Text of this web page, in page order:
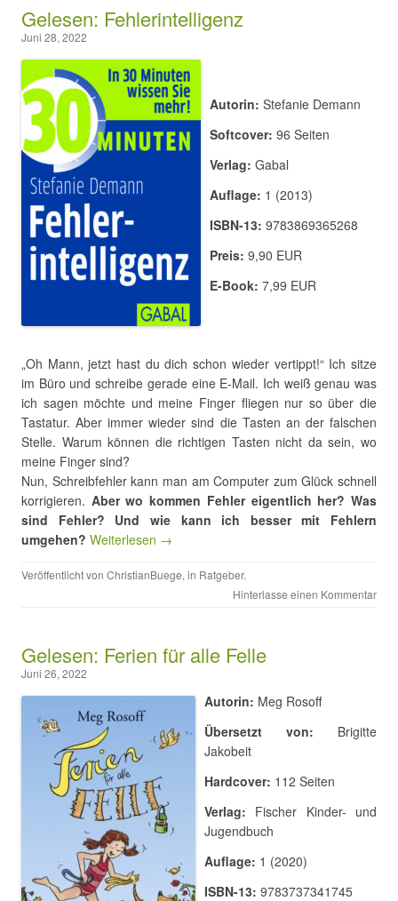
Gelesen: Fehlerintelligenz
Juni 28, 2022
Autorin: Stefanie Demann
Softcover: 96 Seiten
Verlag: Gabal
Auflage: 1 (2013)
ISBN-13: 9783869365268
Preis: 9,90 EUR
E-Book: 7,99 EUR
„Oh Mann, jetzt hast du dich schon wieder vertippt!“ Ich sitze
im Büro und schreibe gerade eine E-Mail. Ich weiß genau was
ich sagen möchte und meine Finger fliegen nur so über die
Tastatur. Aber immer wieder sind die Tasten an der falschen
Stelle. Warum können die richtigen Tasten nicht da sein, wo
meine Finger sind?
Nun, Schreibfehler kann man am Computer zum Glück schnell
korrigieren. Aber wo kommen Fehler eigentlich her? Was
sind Fehler? Und wie kann ich besser mit Fehlern
umgehen? Weiterlesen →
Veröffentlicht von ChristianBuege, in Ratgeber.
Hinterlasse einen Kommentar
Gelesen: Ferien für alle Felle
Juni 26, 2022
Autorin: Meg Rosoff
Übersetzt von: Brigitte
Jakobeit
Hardcover: 112 Seiten
Verlag: Fischer Kinder- und
Jugendbuch
Auflage: 1 (2020)
ISBN-13: 9783737341745